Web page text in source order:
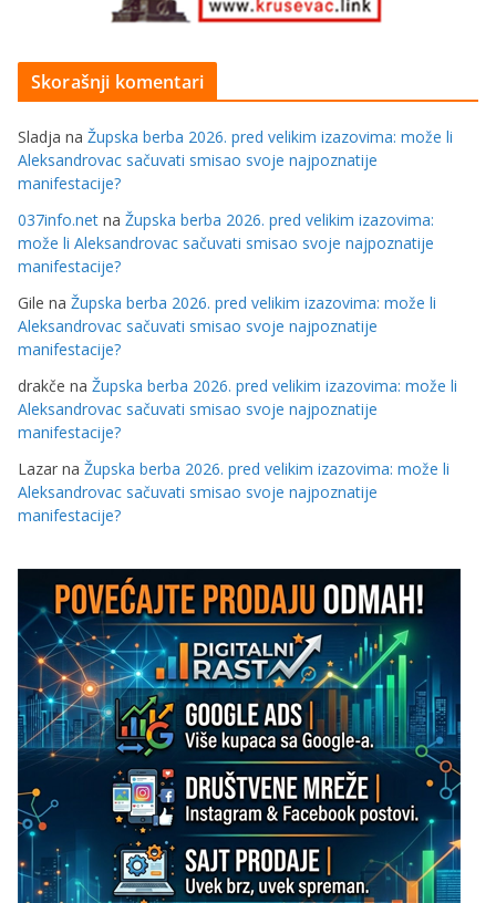
Skorašnji komentari
Sladja na Župska berba 2026. pred velikim izazovima: može li
Aleksandrovac sačuvati smisao svoje najpoznatije
manifestacije?
037info.net na Župska berba 2026. pred velikim izazovima:
može li Aleksandrovac sačuvati smisao svoje najpoznatije
manifestacije?
Gile na Župska berba 2026. pred velikim izazovima: može li
Aleksandrovac sačuvati smisao svoje najpoznatije
manifestacije?
drakče na Župska berba 2026. pred velikim izazovima: može li
Aleksandrovac sačuvati smisao svoje najpoznatije
manifestacije?
Lazar na Župska berba 2026. pred velikim izazovima: može li
Aleksandrovac sačuvati smisao svoje najpoznatije
manifestacije?